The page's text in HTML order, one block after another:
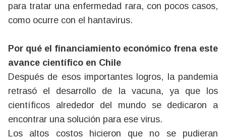
para tratar una enfermedad rara, con pocos casos,
como ocurre con el hantavirus.
Por qué el financiamiento económico frena este
avance científico en Chile
Después de esos importantes logros, la pandemia
retrasó el desarrollo de la vacuna, ya que los
científicos alrededor del mundo se dedicaron a
encontrar una solución para ese virus.
Los altos costos hicieron que no se pudieran